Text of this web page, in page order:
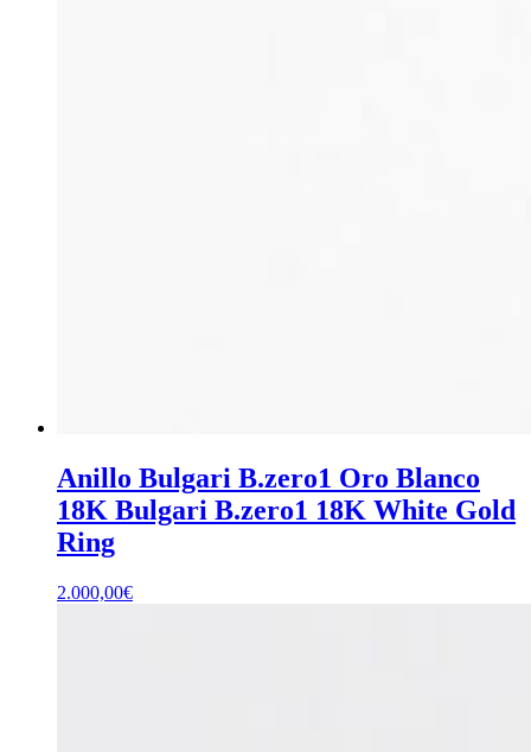
Anillo Bulgari B.zero1 Oro Blanco
18K Bulgari B.zero1 18K White Gold
Ring
2.000,00€